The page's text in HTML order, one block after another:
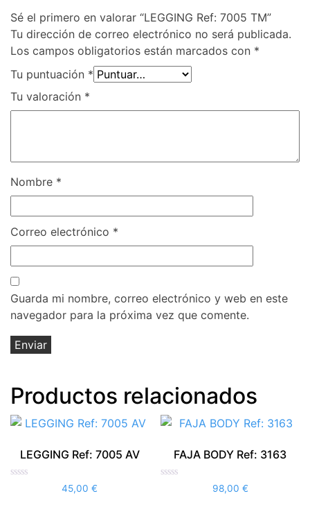
Sé el primero en valorar “LEGGING Ref: 7005 TM”
Tu dirección de correo electrónico no será publicada.
Los campos obligatorios están marcados con *
Tu puntuación *
Tu valoración *
Nombre *
Correo electrónico *
Guarda mi nombre, correo electrónico y web en este
navegador para la próxima vez que comente.
Productos relacionados
LEGGING Ref: 7005 AV
45,00€
FAJA BODY Ref: 3163
98,00 €